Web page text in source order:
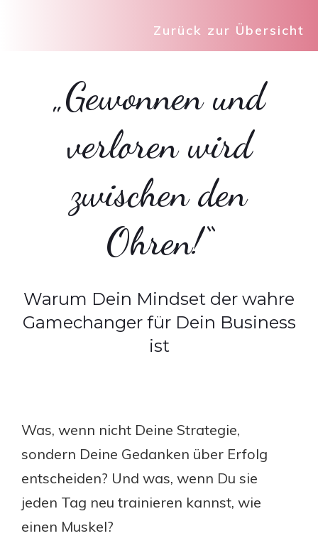
Zurück zur Übersicht
„Gewonnen und
verloren wird
zwischen den
Ohren!“
Warum Dein Mindset der wahre
Gamechanger für Dein Business
ist
Was, wenn nicht Deine Strategie,
sondern Deine Gedanken über Erfolg
entscheiden? Und was, wenn Du sie
jeden Tag neu trainieren kannst, wie
einen Muskel?